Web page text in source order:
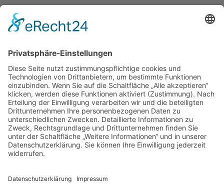
Vertrag widerrufen
Impressum
Datenschutz
Barrierefrei
AGB
Cookie-Einstellungen